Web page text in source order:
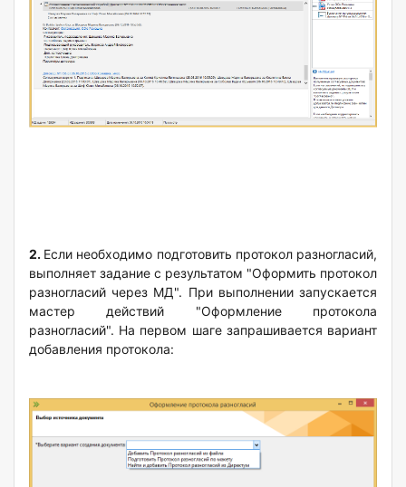
2. Если необходимо подготовить протокол разногласий,
выполняет задание с результатом "Оформить протокол
разногласий через МД". При выполнении запускается
мастер действий "Оформление протокола
разногласий". На первом шаге запрашивается вариант
добавления протокола: